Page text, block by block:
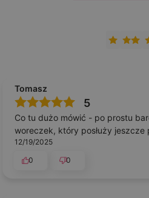
Tomasz
5
Co tu dużo mówić - po prostu
woreczek, który posłuży jeszcze
12/19/2025
0
0